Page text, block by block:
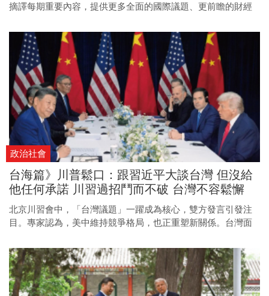
摘譯每期重要內容，提供更多全面的國際議題、更前瞻的財經
政治社會
台海篇》川普鬆口：跟習近平大談台灣 但沒給
他任何承諾 川習過招鬥而不破 台灣不容鬆懈
北京川習會中，「台灣議題」一躍成為核心，雙方發言引發注
目。專家認為，美中維持競爭格局，也正重塑新關係。台灣面